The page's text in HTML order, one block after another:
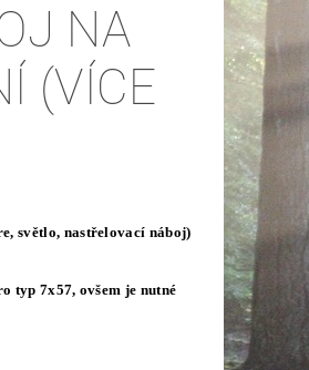
NA
(VÍCE
světlo, nastřelovací náboj)
typ 7x57, ovšem je nutné